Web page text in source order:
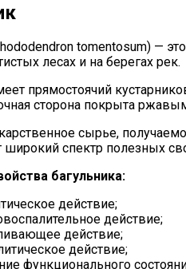
tomentosum) —
лесах и на берегах рек.
прямостоячий
сторона покрыта
сырье,
широкий спектр полезных
багульника:
действие;
действие;
действие;
действие;
функционального